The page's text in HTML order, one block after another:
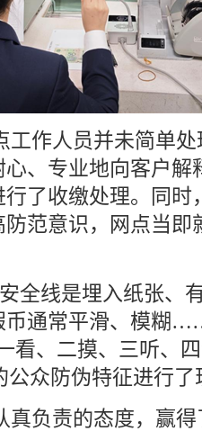
工作人员并未简单
、专业地向客户解
了收缴处理。同时
范意识，网点当即
全线是埋入纸张、
币通常平滑、模糊
看、二摸、三听、
公众防伪特征进行
真负责的态度，赢